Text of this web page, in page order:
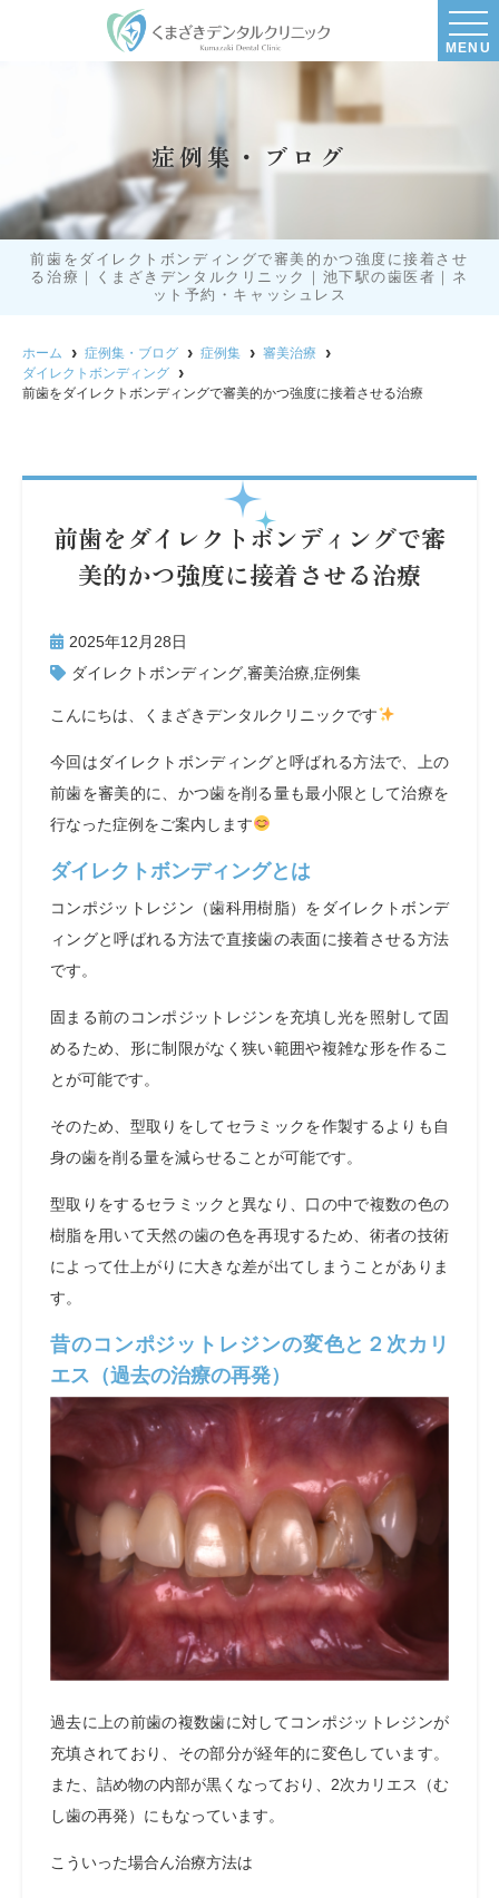
MENU
症例集・ブログ
前歯をダイレクトボンディングで審美的かつ強度に接着させ
る治療｜くまざきデンタルクリニック｜池下駅の歯医者｜ネ
ット予約・キャッシュレス
ホーム 症例集・ブログ 症例集
審美治療
ダイレクトボンディング
前歯をダイレクトボンディングで審美的かつ強度に接着させる治療
前歯をダイレクトボンディングで審
美的かつ強度に接着させる治療
2025年12月28日
ダイレクトボンディング 審美治療 症例集
こんにちは、くまざきデンタルクリニックです
今回はダイレクトボンディングと呼ばれる方法で、上の
前歯を審美的に、かつ歯を削る量も最小限として治療を
行なった症例をご案内します
ダイレクトボンディングとは
コンポジットレジン（歯科用樹脂）をダイレクトボンデ
ィングと呼ばれる方法で直接歯の表面に接着させる方法
です。
固まる前のコンポジットレジンを充填し光を照射して固
めるため、形に制限がなく狭い範囲や複雑な形を作るこ
とが可能です。
そのため、型取りをしてセラミックを作製するよりも自
身の歯を削る量を減らせることが可能です。
型取りをするセラミックと異なり、口の中で複数の色の
樹脂を用いて天然の歯の色を再現するため、術者の技術
によって仕上がりに大きな差が出てしまうことがありま
す。
昔のコンポジットレジンの変色と２次カリ
エス（過去の治療の再発）
過去に上の前歯の複数歯に対してコンポジットレジンが
充填されており、その部分が経年的に変色しています。
また、詰め物の内部が黒くなっており、2次カリエス（む
し歯の再発）にもなっています。
こういった場合ん治療方法は